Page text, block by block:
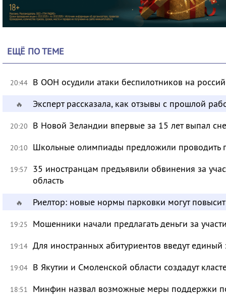
ЕЩЁ ПО ТЕМЕ
20:44 В ООН осудили атаки беспилотников на
🔥 Эксперт рассказала, как отзывы с прошлой
20:20 В Новой Зеландии впервые за 15 лет выпал
20:10 Школьные олимпиады предложили проводить
19:57
35 иностранцам предъявили обвинения за
область
🔥 Риелтор: новые нормы парковки могут
19:25 Мошенники начали предлагать деньги за
19:14 Для иностранных абитуриентов введут
19:04 В Якутии и Смоленской области создадут
18:51 Минфин назвал возможные меры поддержки